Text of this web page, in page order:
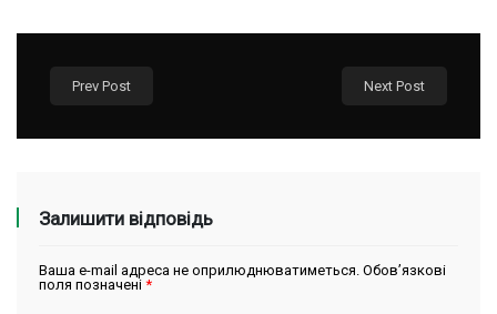
Prev Post Next Post
Залишити відповідь
Ваша e-mail адреса не оприлюднюватиметься. Обов’язкові
поля позначені *